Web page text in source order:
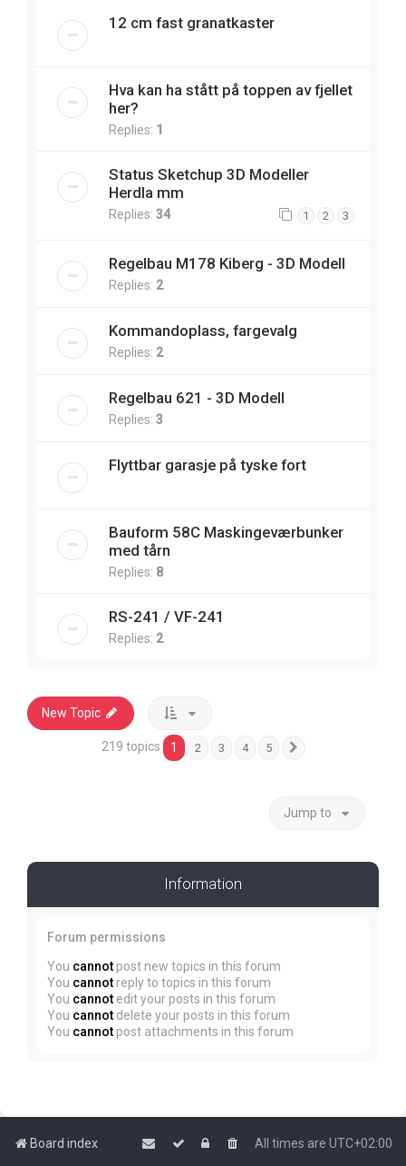
12 cm fast granatkaster
Hva kan ha stått på toppen av fjellet
her?
Replies: 1
Status Sketchup 3D Modeller
Herdla mm
Replies: 34 1 2 3
Regelbau M178 Kiberg - 3D Modell
Replies: 2
Kommandoplass, fargevalg
Replies: 2
Regelbau 621 - 3D Modell
Replies: 3
Flyttbar garasje på tyske fort
Bauform 58C Maskingeværbunker
med tårn
Replies: 8
RS-241 / VF-241
Replies: 2
New Topic
219 topics 1 2 3 4 5
Jump to
Information
Forum permissions
You cannot post new topics in this forum
You cannot reply to topics in this forum
You cannot edit your posts in this forum
You cannot delete your posts in this forum
You cannot post attachments in this forum
Board index All times are UTC+02:00